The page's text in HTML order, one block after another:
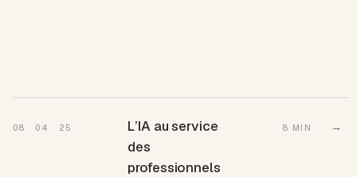
08 · 04 · 25
L’IA au service
des
professionnels
8 MIN →